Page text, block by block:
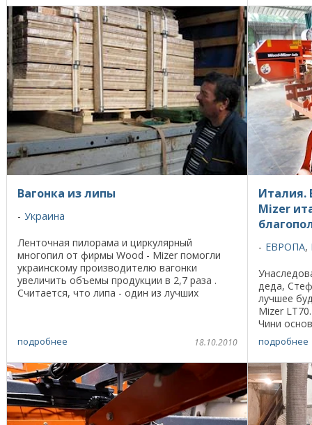
Вагонка из липы
Украина
Ленточная пилорама и циркулярный
многопил от фирмы Wood - Mizer помогли
украинскому производителю вагонки
увеличить объемы продукции в 2,7 раза .
Считается, что липа - один из лучших
подробнее 18.10.2010
Италия.
Mizer
ЕВРОПА,
деда,
лучшее
Mizer
Чини
км на
подробнее